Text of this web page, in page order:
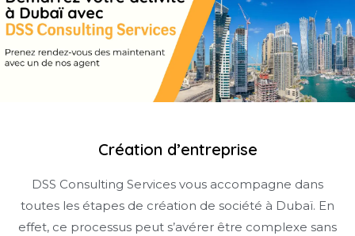
Création d’entreprise
DSS Consulting Services vous accompagne dans
toutes les étapes de création de société à Dubaï. En
effet, ce processus peut s’avérer être complexe sans